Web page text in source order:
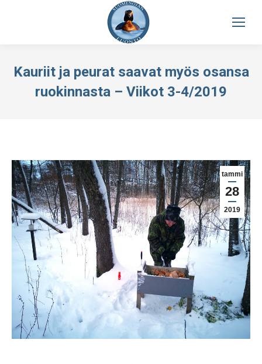
Kauriit ja peurat saavat myös osansa
ruokinnasta – Viikot 3-4/2019
tammi
28
2019